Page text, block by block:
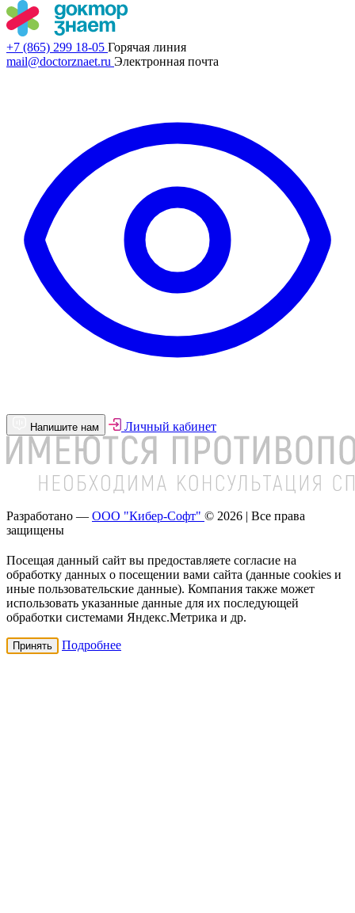
+7 (865) 299 18-05 Горячая линия
mail@doctorznaet.ru Электронная почта
Напишите нам Личный кабинет
Разработано — ООО "Кибер-Софт" © 2026 | Все права
защищены
Посещая данный сайт вы предоставляете согласие на
обработку данных о посещении вами сайта (данные cookies и
иные пользовательские данные). Компания также может
использовать указанные данные для их последующей
обработки системами Яндекс.Метрика и др.
Принять Подробнее